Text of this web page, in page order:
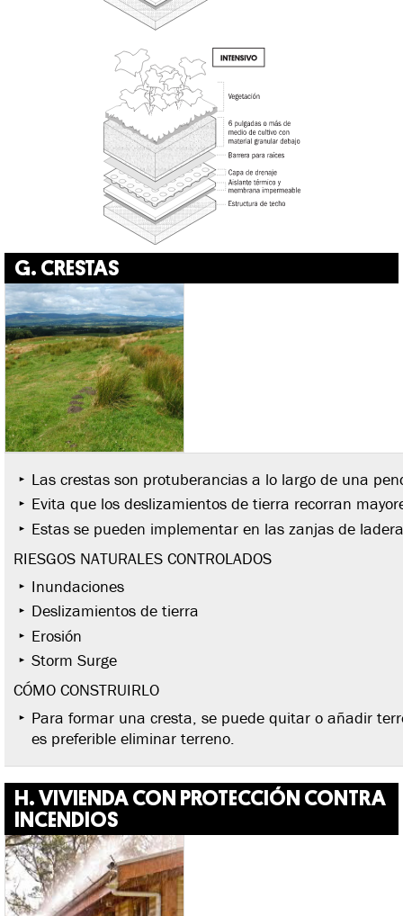
G. CRESTAS
Las crestas son protuberancias a lo largo de una
Evita que los deslizamientos de tierra recorran
Estas se pueden implementar en las zanjas de
RIESGOS NATURALES CONTROLADOS
Inundaciones
Deslizamientos de tierra
Erosión
Storm Surge
CÓMO CONSTRUIRLO
Para formar una cresta, se puede quitar o añadir
es preferible eliminar terreno.
H. VIVIENDA CON PROTECCIÓN CONTRA
INCENDIOS